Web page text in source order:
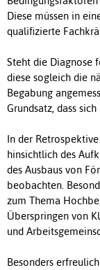
Diese müssen in
qualifizierte
Steht die Diagnose
diese sogleich die
Begabung
Grundsatz, dass
In der
hinsichtlich des
des Ausbaus von
beobachten.
zum Thema
Überspringen von
und
Besonders